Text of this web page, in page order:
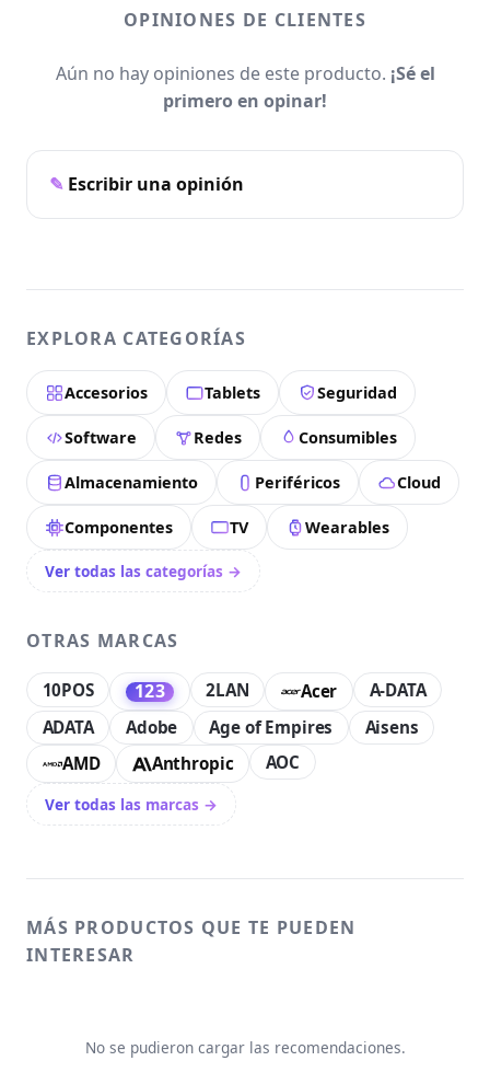
OPINIONES DE CLIENTES
Aún no hay opiniones de este producto. ¡Sé el
primero en opinar!
Escribir una opinión
EXPLORA CATEGORÍAS
Accesorios Tablets Seguridad
Software Redes Consumibles
Almacenamiento Periféricos Cloud
Componentes TV Wearables
Ver todas las categorías →
OTRAS MARCAS
10POS 123 2LAN Acer
A-DATA
ADATA
Adobe Age of Empires
Aisens
AMD
Anthropic AOC
Ver todas las marcas →
MÁS PRODUCTOS QUE TE PUEDEN
INTERESAR
No se pudieron cargar las recomendaciones.